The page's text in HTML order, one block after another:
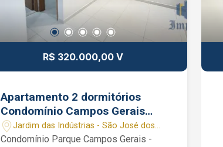
R$ 320.000,00 V
Apartamento 2 dormitórios
Condomínio Campos Gerais
Jardim das Indústrias SJC SP 1
vaga coberta
Jardim das Indústrias - São José dos
Campos/SP
Condomínio Parque Campos Gerais -